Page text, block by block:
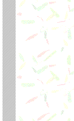
но не